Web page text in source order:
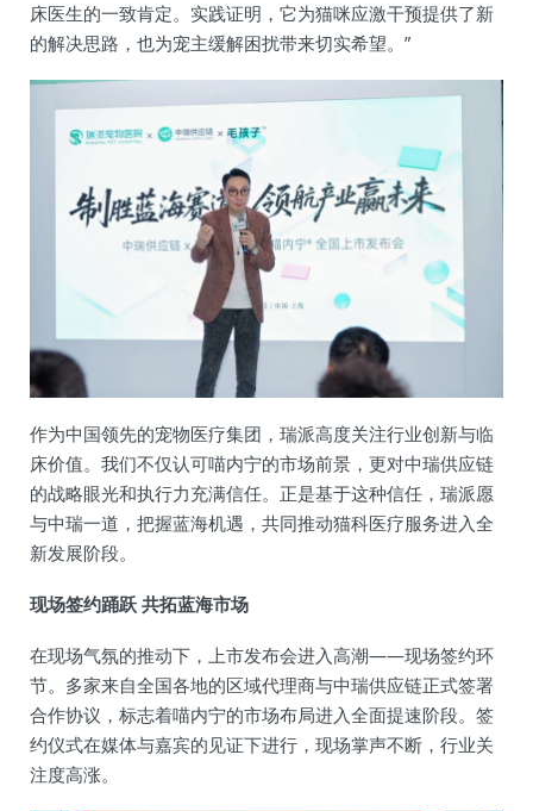
床医生的一致肯定。实践证明，它为猫咪应激干预提供了新
的解决思路，也为宠主缓解困扰带来切实希望。”
作为中国领先的宠物医疗集团，瑞派高度关注行业创新与临
床价值。我们不仅认可喵内宁的市场前景，更对中瑞供应链
的战略眼光和执行力充满信任。正是基于这种信任，瑞派愿
与中瑞一道，把握蓝海机遇，共同推动猫科医疗服务进入全
新发展阶段。
现场签约踊跃 共拓蓝海市场
在现场气氛的推动下，上市发布会进入高潮——现场签约环
节。多家来自全国各地的区域代理商与中瑞供应链正式签署
合作协议，标志着喵内宁的市场布局进入全面提速阶段。签
约仪式在媒体与嘉宾的见证下进行，现场掌声不断，行业关
注度高涨。